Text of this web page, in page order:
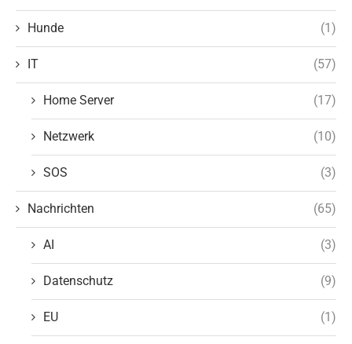
Hunde (1)
IT (57)
Home Server (17)
Netzwerk (10)
SOS (3)
Nachrichten (65)
AI (3)
Datenschutz (9)
EU (1)